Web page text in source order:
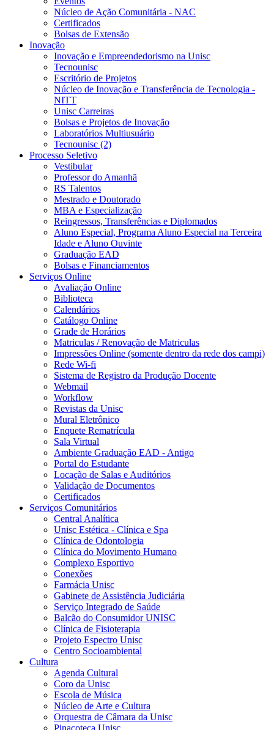
Núcleo de Ação Comunitária - NAC
Certificados
Bolsas de Extensão
Inovação
Inovação e Empreendedorismo na Unisc
Tecnounisc
Escritório de Projetos
Núcleo de Inovação e Transferência de Tecnologia -
NITT
Unisc Carreiras
Bolsas e Projetos de Inovação
Laboratórios Multiusuário
Tecnounisc (2)
Processo Seletivo
Vestibular
Professor do Amanhã
RS Talentos
Mestrado e Doutorado
MBA e Especialização
Reingressos, Transferências e Diplomados
Aluno Especial, Programa Aluno Especial na Terceira
Idade e Aluno Ouvinte
Graduação EAD
Bolsas e Financiamentos
Serviços Online
Avaliação Online
Biblioteca
Calendários
Catálogo Online
Grade de Horários
Matriculas / Renovação de Matriculas
Impressões Online (somente dentro da rede dos campi)
Rede Wi-fi
Sistema de Registro da Produção Docente
Webmail
Workflow
Revistas da Unisc
Mural Eletrônico
Enquete Rematrícula
Sala Virtual
Ambiente Graduação EAD - Antigo
Portal do Estudante
Locação de Salas e Auditórios
Validação de Documentos
Certificados
Serviços Comunitários
Central Analítica
Unisc Estética - Clínica e Spa
Clínica de Odontologia
Clínica do Movimento Humano
Complexo Esportivo
Conexões
Farmácia Unisc
Gabinete de Assistência Judiciária
Serviço Integrado de Saúde
Balcão do Consumidor UNISC
Clínica de Fisioterapia
Projeto Espectro Unisc
Centro Socioambiental
Cultura
Agenda Cultural
Coro da Unisc
Escola de Música
Núcleo de Arte e Cultura
Orquestra de Câmara da Unisc
Pinacoteca Unisc